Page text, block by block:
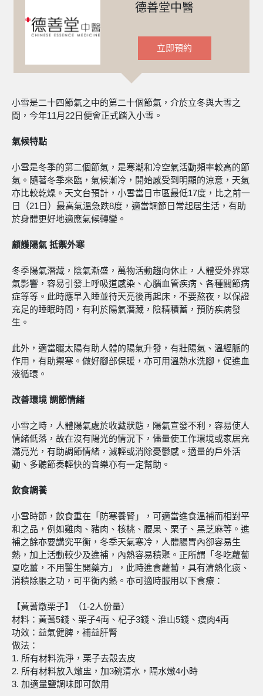
德善堂中醫
立即預約
小雪是二十四節氣之中的第二十個節氣，介於立冬與大雪之
間，今年11月22日便會正式踏入小雪。
氣候特點
小雪是冬季的第二個節氣，是寒潮和冷空氣活動頻率較高的節
氣。隨著冬季來臨，氣候漸冷，開始感受到明顯的涼意，天氣
亦比較乾燥。天文台預計，小雪當日市區最低17度，比之前一
日（21日）最高氣溫急跌8度，適當調節日常起居生活，有助
於身體更好地適應氣候轉變。
顧護陽氣 抵禦外寒
冬季陽氣潛藏，陰氣漸盛，萬物活動趨向休止，人體受外界寒
氣影響，容易引發上呼吸道感染、心腦血管疾病、各種關節病
症等等。此時應早入睡並待天亮後再起床，不要熬夜，以保證
充足的睡眠時間，有利於陽氣潛藏，陰精積蓄，預防疾病發
生。
此外，適當曬太陽有助人體的陽氣升發，有壯陽氣、溫經脈的
作用，有助禦寒。做好腳部保暖，亦可用溫熱水洗腳，促進血
液循環。
改善環境 調節情緒
小雪之時，人體陽氣處於收藏狀態，陽氣宣發不利，容易使人
情緒低落，故在沒有陽光的情況下，儘量使工作環境或家居充
滿亮光，有助調節情緒，減輕或消除憂鬱感。適量的戶外活
動、多聽節奏輕快的音樂亦有一定幫助。
飲食調養
小雪時節，飲食重在「防寒養腎」，可適當進食溫補而相對平
和之品，例如雞肉、豬肉、核桃、腰果、栗子、黑芝麻等。進
補之餘亦要講究平衡，冬季天氣寒冷，人體腸胃內卻容易生
熱，加上活動較少及進補，內熱容易積聚。正所謂「冬吃蘿蔔
夏吃薑，不用醫生開藥方」，此時進食蘿蔔，具有清熱化痰、
消積除脹之功，可平衡內熱。亦可適時服用以下食療：
【黃蓍燉栗子】（1-2人份量）
材料：黃蓍5錢、栗子4両、杞子3錢、淮山5錢、瘦肉4両
功效：益氣健脾，補益肝腎
做法：
1. 所有材料洗淨，栗子去殼去皮
2. 所有材料放入燉盅，加3碗清水，隔水燉4小時
3. 加適量鹽調味即可飲用